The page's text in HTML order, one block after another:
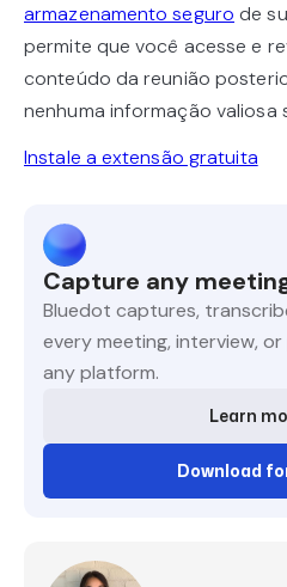
armazenamento seguro de
permite que você acesse e
conteúdo da reunião
nenhuma informação valiosa
Instale a extensão gratuita
Capture any
Bluedot captures,
every meeting, interview,
any platform.
Learn
Download